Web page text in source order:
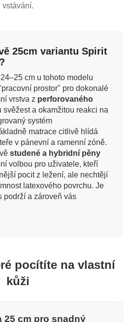
vstávání.
25cm variantu Spirit
cm u tohoto modelu
prostor" pro dokonalé
vrstva z perforovaného
svěžest a okamžitou reakci na
systém
matrace citlivě hlídá
v pánevní a ramenní zóně.
studené a hybridní pěny
volbou pro uživatele, kteří
pocit z ležení, ale nechtějí
latexového povrchu. Je
podrží a zároveň vás
pocítíte na vlastní
kůži
25 cm pro snadný